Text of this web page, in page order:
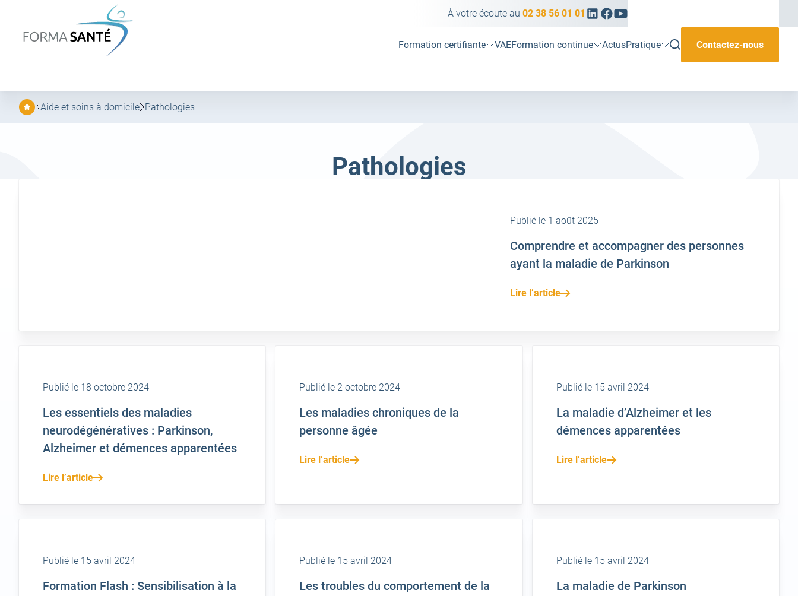
au
menu
au
contenu
À votre écoute au 02 38 56 01 01
Linkedin
(ouvrir
vers
un
nouvel
Facebook
(ouvrir
vers
nouvel
Youtube
un
nouvel
Formation certifiante VAEFormation continue ActusPratique
ouvrir
Contactez-nous
Aide et soins à domicile Pathologies
Famille :
Pathologies
Publié le 1 août 2025
Comprendre et accompagner des personnes
ayant la maladie de Parkinson
Lire l’article
Publié le 18 octobre 2024
Les essentiels des maladies
neurodégénératives : Parkinson,
Alzheimer et démences apparentées
Lire l’article
Publié le 2 octobre 2024
Les maladies chroniques de la
personne âgée
Lire l’article
Publié le 15 avril 2024
La maladie d’Alzheimer et les
démences apparentées
Lire l’article
Publié le 15 avril 2024
Formation Flash : Sensibilisation à la
Publié le 15 avril 2024
Les troubles du comportement de la
Publié le 15 avril 2024
La maladie de Parkinson